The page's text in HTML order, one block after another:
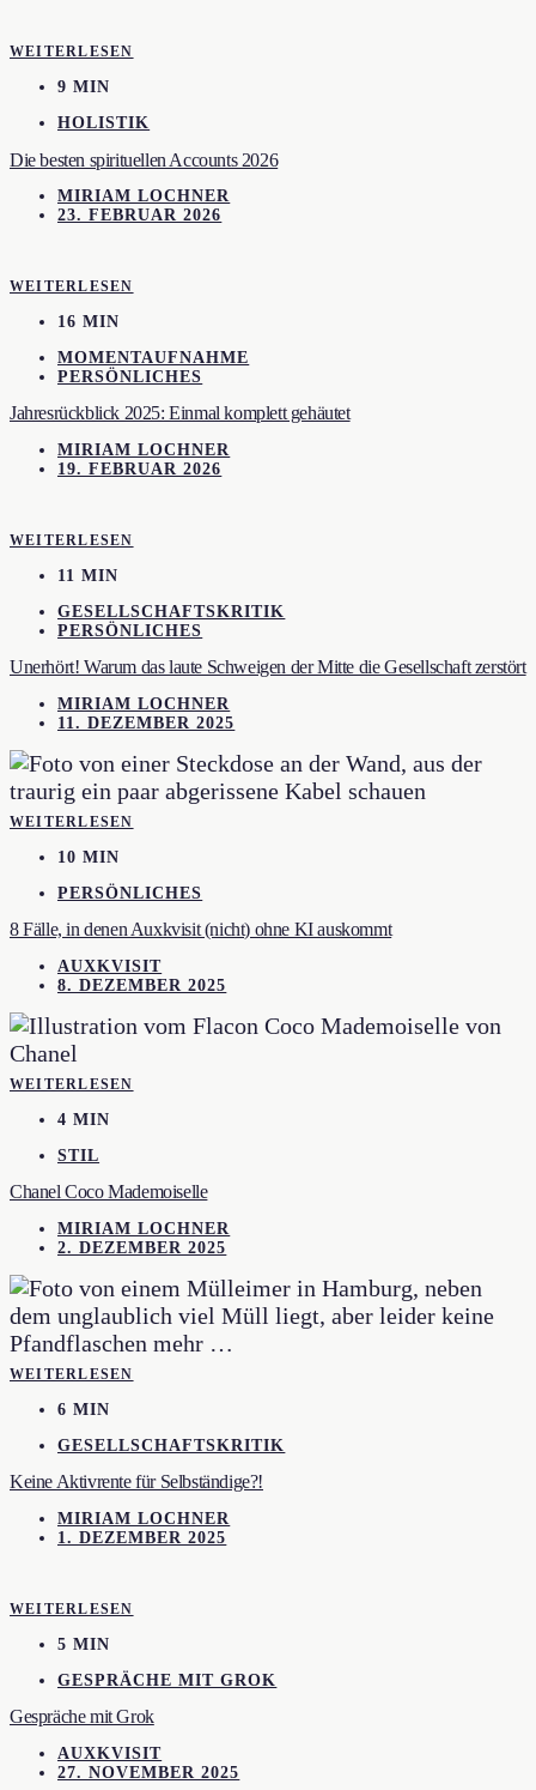
WEITERLESEN
9 MIN
HOLISTIK
Die besten spirituellen Accounts 2026
MIRIAM LOCHNER
23. FEBRUAR 2026
WEITERLESEN
16 MIN
MOMENTAUFNAHME
PERSÖNLICHES
Jahresrückblick 2025: Einmal komplett gehäutet
MIRIAM LOCHNER
19. FEBRUAR 2026
WEITERLESEN
11 MIN
GESELLSCHAFTSKRITIK
PERSÖNLICHES
Unerhört! Warum das laute Schweigen der Mitte die Gesellschaft zerstört
MIRIAM LOCHNER
11. DEZEMBER 2025
WEITERLESEN
10 MIN
PERSÖNLICHES
8 Fälle, in denen Auxkvisit (nicht) ohne KI auskommt
AUXKVISIT
8. DEZEMBER 2025
WEITERLESEN
4 MIN
STIL
Chanel Coco Mademoiselle
MIRIAM LOCHNER
2. DEZEMBER 2025
WEITERLESEN
6 MIN
GESELLSCHAFTSKRITIK
Keine Aktivrente für Selbständige?!
MIRIAM LOCHNER
1. DEZEMBER 2025
WEITERLESEN
5 MIN
GESPRÄCHE MIT GROK
Gespräche mit Grok
AUXKVISIT
27. NOVEMBER 2025